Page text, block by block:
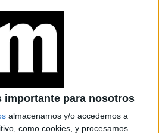
importante para nosotros
almacenamos y/o accedemos a
como cookies, y procesamos
ENCUENTRA CON LA
IA
ACAMPANADOS DE
REGRESO: IDEAS DE
LOOKS CON
BÁSICOS